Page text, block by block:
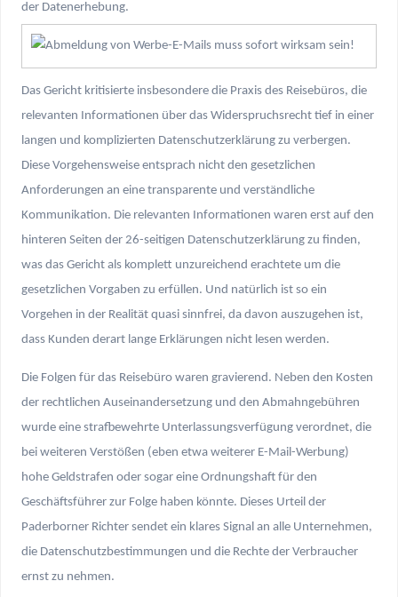
der Datenerhebung.
Das Gericht kritisierte insbesondere die Praxis des Reisebüros, die
relevanten Informationen über das Widerspruchsrecht tief in einer
langen und komplizierten Datenschutzerklärung zu verbergen.
Diese Vorgehensweise entsprach nicht den gesetzlichen
Anforderungen an eine transparente und verständliche
Kommunikation. Die relevanten Informationen waren erst auf den
hinteren Seiten der 26-seitigen Datenschutzerklärung zu finden,
was das Gericht als komplett unzureichend erachtete um die
gesetzlichen Vorgaben zu erfüllen. Und natürlich ist so ein
Vorgehen in der Realität quasi sinnfrei, da davon auszugehen ist,
dass Kunden derart lange Erklärungen nicht lesen werden.
Die Folgen für das Reisebüro waren gravierend. Neben den Kosten
der rechtlichen Auseinandersetzung und den Abmahngebühren
wurde eine strafbewehrte Unterlassungsverfügung verordnet, die
bei weiteren Verstößen (eben etwa weiterer E-Mail-Werbung)
hohe Geldstrafen oder sogar eine Ordnungshaft für den
Geschäftsführer zur Folge haben könnte. Dieses Urteil der
Paderborner Richter sendet ein klares Signal an alle Unternehmen,
die Datenschutzbestimmungen und die Rechte der Verbraucher
ernst zu nehmen.